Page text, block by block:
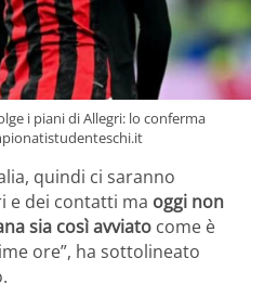
i piani di Allegri: lo conferma
quindi ci saranno
e dei contatti ma oggi non
sia così avviato come è
ore”, ha sottolineato